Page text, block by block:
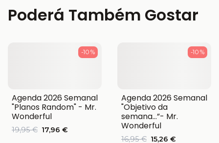
Poderá Também Gostar
-10 %
Agenda 2026 Semanal
"Planos Random" - Mr.
Wonderful
19,95 € 17,96 €
-10 %
Agenda 2026 Semanal
"Objetivo da
semana…”- Mr.
Wonderful
16,95 € 15,26 €